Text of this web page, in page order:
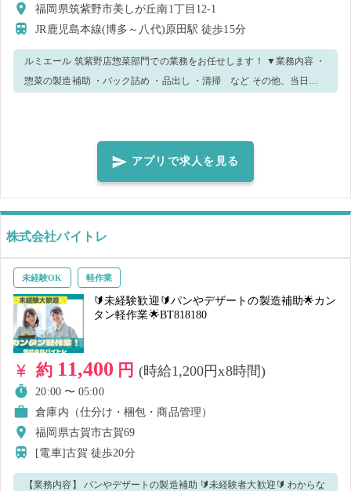
福岡県筑紫野市美しが丘南1丁目12-1
JR鹿児島本線(博多～八代)原田駅徒歩15分
ルミエール 筑紫野店惣菜部門での業務をお任せします！ ▼業務内容 ・
惣菜の製造補助 ・パック詰め ・品出し ・清掃 など その他、当日の
なった方はぜひご応募ください🎉アプリで求人を見る
株式会社バイトレ
未経験OK 軽作業
🔰未経験歓迎🔰パンやデザートの製造補助🌟カン
タン軽作業🌟BT818180
約 11,400 円 (時給1,200円x8時間)
20:00 〜 05:00
倉庫内（仕分け・梱包・商品管理）
福岡県古賀市古賀69
[電車]古賀徒歩20分
【業務内容】 パンやデザートの製造補助 🔰未経験者大歓迎🔰 わからな